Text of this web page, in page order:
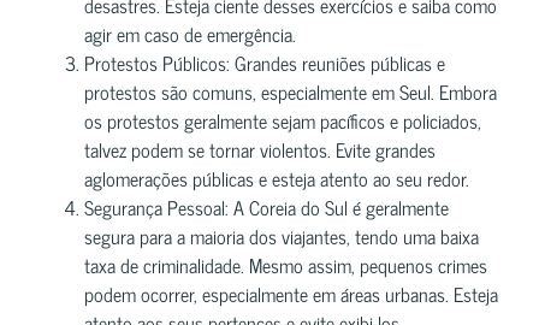
agir em caso de emergência.
Protestos Públicos: Grandes reuniões públicas e
protestos são comuns, especialmente em Seul. Embora
os protestos geralmente sejam pacíficos e policiados,
talvez podem se tornar violentos. Evite grandes
aglomerações públicas e esteja atento ao seu redor.
Segurança Pessoal: A Coreia do Sul é geralmente
segura para a maioria dos viajantes, tendo uma baixa
taxa de criminalidade. Mesmo assim, pequenos crimes
podem ocorrer, especialmente em áreas urbanas. Esteja